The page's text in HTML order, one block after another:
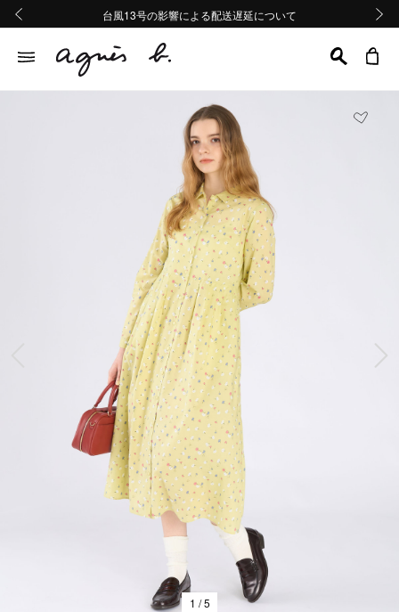
熊本地域地震の影響による配送遅延について
Summer Sale 2buy10%OFF!!
台風13号の影響による配送遅延について
熊本地域地震の影響による配送遅延について
Summer Sale 2buy10%OFF!!
1 / 5